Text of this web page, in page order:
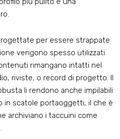
per essere strappate
vengono spesso utilizzati
rimangano intatti nel
riviste, o record di progetto. Il
li rendono anche impilabili
in scatole portaoggetti, il che è
archiviano i taccuini come